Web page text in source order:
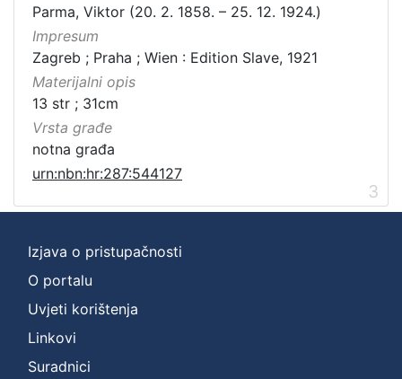
Parma, Viktor (20. 2. 1858. – 25. 12. 1924.)
Impresum
Zagreb ; Praha ; Wien : Edition Slave, 1921
Materijalni opis
13 str ; 31cm
Vrsta građe
notna građa
urn:nbn:hr:287:544127
3
Izjava o pristupačnosti
O portalu
Uvjeti korištenja
Linkovi
Suradnici